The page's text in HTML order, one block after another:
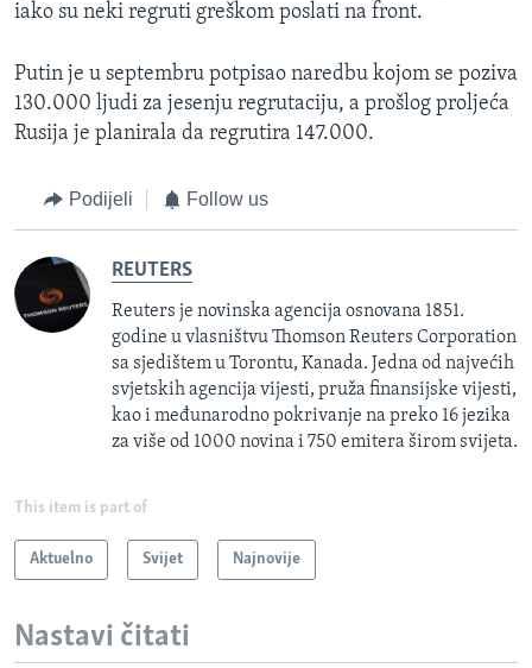
iako su neki regruti greškom poslati na front.
Putin je u septembru potpisao naredbu kojom se poziva
130.000 ljudi za jesenju regrutaciju, a prošlog proljeća
Rusija je planirala da regrutira 147.000.
Podijeli Follow us
REUTERS
Reuters je novinska agencija osnovana 1851.
godine u vlasništvu Thomson Reuters Corporation
sa sjedištem u Torontu, Kanada. Jedna od najvećih
svjetskih agencija vijesti, pruža finansijske vijesti,
kao i međunarodno pokrivanje na preko 16 jezika
za više od 1000 novina i 750 emitera širom svijeta.
This item is part of
Aktuelno Svijet Najnovije
Nastavi čitati